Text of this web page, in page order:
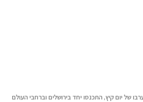
חודש יולי 2018, בערבו של יום קיץ, התכנסו יחד בירושלים וברחבי העולם